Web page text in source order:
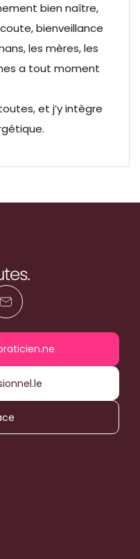
bien naître,
bienveillance
les mères, les
a tout moment
et j’y intègre